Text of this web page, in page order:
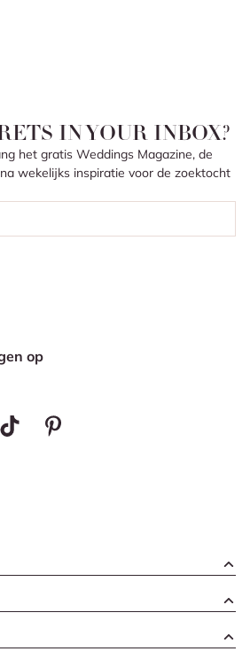
IN YOUR INBOX?
het gratis Weddings Magazine, de
wekelijks inspiratie voor de zoektocht
op